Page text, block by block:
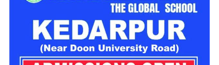
निशान से ऊपर
लगातार बारिश का असर जिले की प्रमुख नदियों पर भी दिखाई दे रहा है।
रुद्रप्रयाग में अलकनंदा और मंदाकिनी नदी का जलस्तर खतरे के निशान
को पार कर गया है।